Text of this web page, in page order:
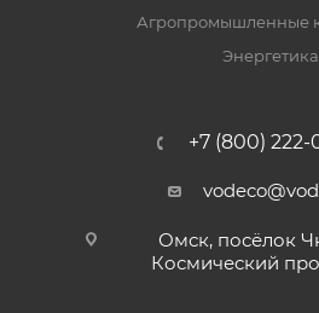
Агропромышленные
Энергетика
+7 (800) 222-
Омск, посёлок
Космический